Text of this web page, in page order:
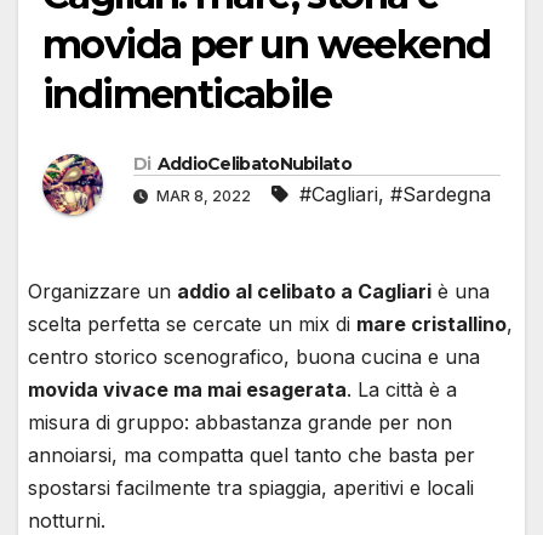
movida per un weekend
indimenticabile
Di AddioCelibatoNubilato
MAR 8, 2022 #Cagliari, #Sardegna
Organizzare un addio al celibato a Cagliari è una
scelta perfetta se cercate un mix di mare cristallino,
centro storico scenografico, buona cucina e una
movida vivace ma mai esagerata. La città è a
misura di gruppo: abbastanza grande per non
annoiarsi, ma compatta quel tanto che basta per
spostarsi facilmente tra spiaggia, aperitivi e locali
notturni.